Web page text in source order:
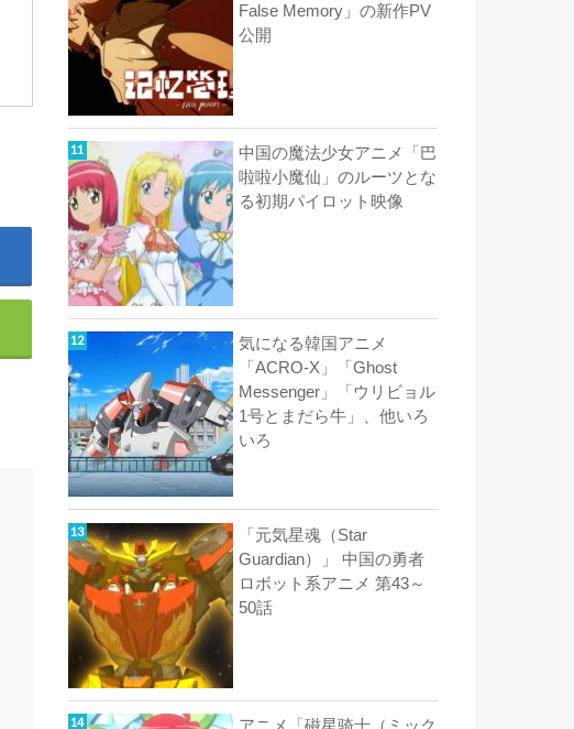
False Memory」の新作PV
公開
中国の魔法少女アニメ「巴
啦啦小魔仙」のルーツとな
る初期パイロット映像
気になる韓国アニメ
「ACRO-X」「Ghost
Messenger」「ウリビョル
1号とまだら牛」、他いろ
いろ
「元気星魂（Star
Guardian）」 中国の勇者
ロボット系アニメ 第43～
50話
アニメ「磁星骑士（ミック